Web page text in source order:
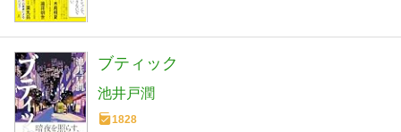
ブティック
池井戸潤
1828